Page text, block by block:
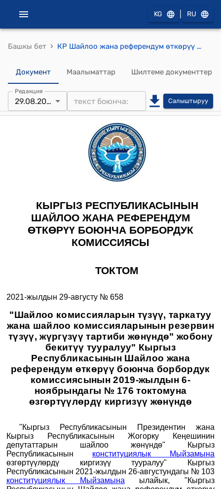
KG RU
Башкы бет › КР Шайлоо жана референдум өткөрүү боюнча Борбордук комиссиясы 2021-жылдын 29-августундагы № 658 "Шайлоо комиссияларын түзүү, таркатуу жана шайлоо комиссияларынын резервин түзүү, жүргүзүү тартиби жөнүндө" жобону бекитүү тууралуу" Кыргыз Республикасынын Шайлоо жана референдум өткөрүү боюнча борбордук комиссиясынын 2019-жылдын 6-ноябрындагы № 176 токтомуна өзгөртүүлөрдү киргизүү жөнүндө" токтому
Документ Маалыматтар Шилтеме документтер
Редакция
29.08.2021 Салыштыруу